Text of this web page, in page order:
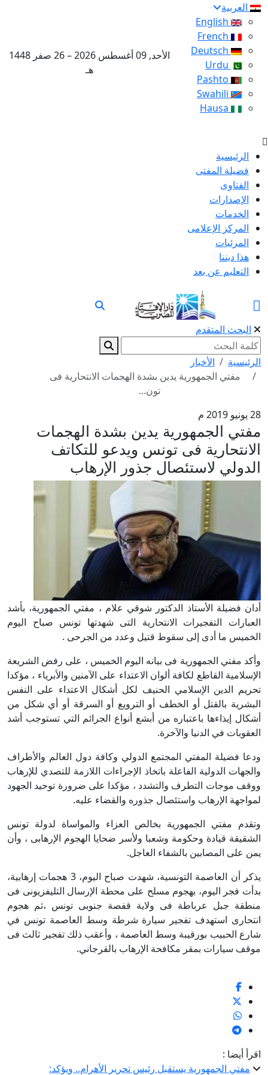
العربية
الأحد, 09 أغسطس 2026 – 26 صفر 1448
هـ
الرئيسية
فضيلة المفتى
الفتاوى
الإصدارات
الخدمات
المركز الإعلامى
المرئيات
هذا ديننا
التعليم عن بعد
البحث المتقدم
الرئيسية
الأخبار
مفتي الجمهورية يدين بشدة الهجمات الانتحارية فى
تون...
28 يونيو 2019 م
مفتي الجمهورية يدين بشدة الهجمات
الانتحارية فى تونس ويدعو للتكاتف
الدولي لاستئصال جذور الإرهاب
أدان فضيلة الأستاذ الدكتور شوقي علام ، مفتي الجمهورية، بأشد
العبارات التفجيرات الانتحارية التى شهدتها تونس صباح اليوم
الخميس ما أدى إلى سقوط قتيل وعدد من الجرحى .
وأكد مفتي الجمهورية فى بيانه اليوم الخميس ، على رفض الشريعة
الإسلامية القاطع لكافة ألوان الاعتداء على الآمنين والأبرياء ، مؤكدا
تحريم الدين الإسلامي الحنيف لكل أشكال الاعتداء على النفس
البشرية بالقتل أو الخطف أو الترويع أو السرقة أو أي شكل من
أشكال إيذاءها باعتباره من أبشع أنواع الجرائم التي تستوجب أشد
العقوبات في الدنيا والآخرة.
ودعا فضيلة المفتي المجتمع الدولي وكافة دول العالم والأطراف
والجهات الدولية الفاعلة باتخاذ الإجراءات اللازمة للتصدي للإرهاب
ووقف موجات التطرف والتشدد ، مؤكدا على ضرورة توحيد الجهود
لمواجهة الإرهاب واستئصال جذوره والقضاء عليه.
وتقدم مفتي الجمهورية بخالص العزاء والمواساة لدولة تونس
الشقيقة قيادة وحكومة وشعبا ولأسر ضحايا الهجوم الإرهابى ، وأن
يمن على المصابين بالشفاء العاجل.
يذكر أن العاصمة التونسية، شهدت صباح اليوم، 3 هجمات إرهابية،
بدأت فجر اليوم، بهجوم مسلح على محطة الإرسال التليفزيونى فى
منطقة جبل عرباطة فى ولاية قفصة جنوبى تونس ،ثم هجوم
انتحارى استهدف تفجير سيارة شرطة وسط العاصمة تونس في
شارع الحبيب بورقيبة وسط العاصمة ، وأعقب ذلك تفجير ثالث فى
موقف سيارات بمقر مكافحة الإرهاب بالقرجاني.
اقرأ أيضا :
مفتي الجمهورية يستقبل رئيس تحرير الأهرام.. ويؤكد: